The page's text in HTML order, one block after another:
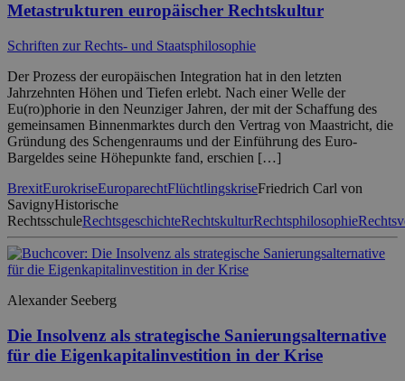
Metastrukturen europäischer Rechtskultur
Schriften zur Rechts- und Staatsphilosophie
Der Prozess der europäischen Integration hat in den letzten
Jahrzehnten Höhen und Tiefen erlebt. Nach einer Welle der
Eu(ro)phorie in den Neunziger Jahren, der mit der Schaffung des
gemeinsamen Binnenmarktes durch den Vertrag von Maastricht, die
Gründung des Schengenraums und der Einführung des Euro-
Bargeldes seine Höhepunkte fand, erschien […]
BrexitEurokriseEuroparechtFlüchtlingskriseFriedrich Carl von
SavignyHistorische
RechtsschuleRechtsgeschichteRechtskulturRechtsphilosophie
Alexander Seeberg
Die Insolvenz als strategische Sanierungsalternative
für die Eigenkapitalinvestition in der Krise